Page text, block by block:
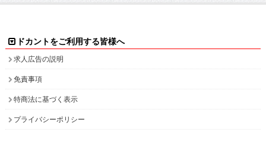
ドカントをご利用する皆様へ
求人広告の説明
免責事項
特商法に基づく表示
プライバシーポリシー